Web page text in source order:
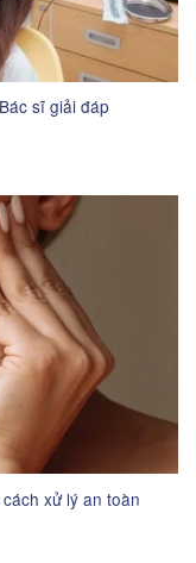
sĩ giải đáp
xử lý an toàn